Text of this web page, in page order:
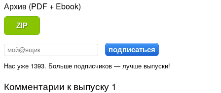
Архив (PDF + Ebook)
ZIP
Нас уже 1393. Больше подписчиков — лучше выпуски!
Комментарии к выпуску 1